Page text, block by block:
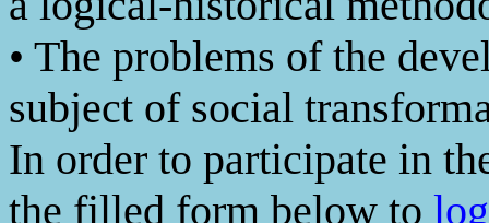
• The problems of the
subject of social
In order to participate in
the filled form below to